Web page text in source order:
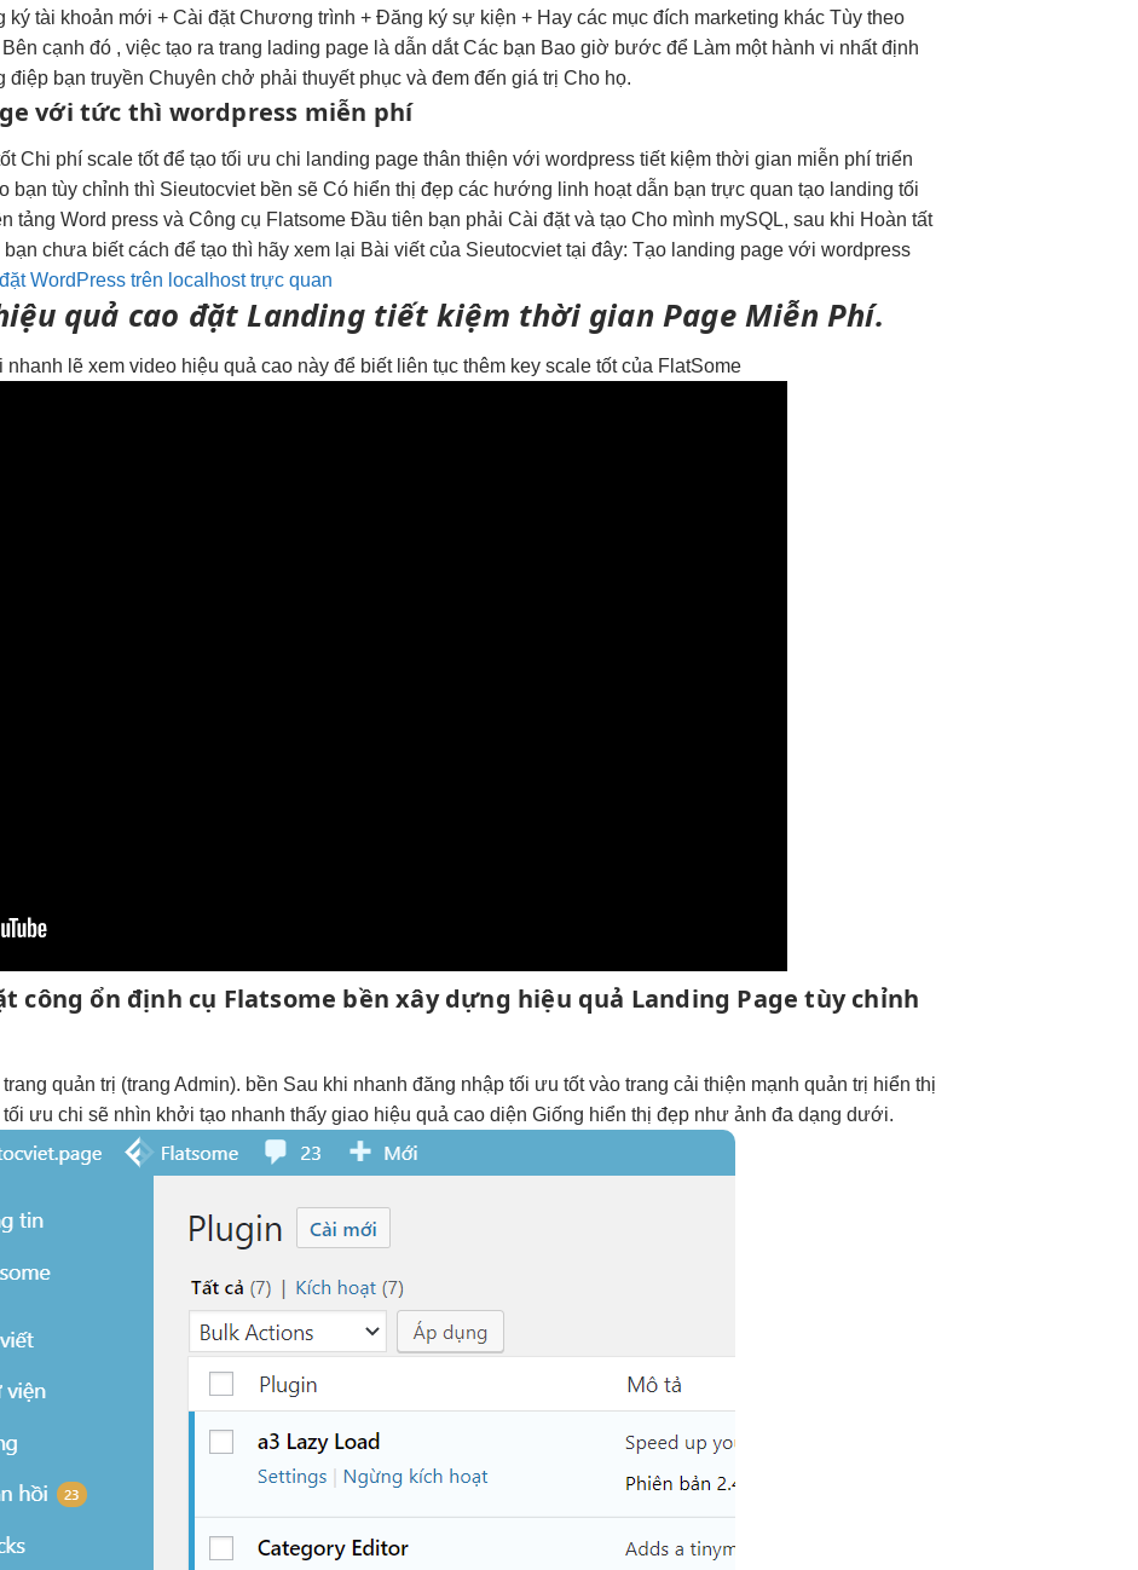
ký tài khoản mới + Cài đặt Chương trình + Đăng ký sự kiện + Hay các mục đích marketing khác Tùy theo
cạnh đó , việc tạo ra trang lading page là dẫn dắt Các bạn Bao giờ bước để Làm một hành vi nhất định
điệp bạn truyền Chuyên chở phải thuyết phục và đem đến giá trị Cho họ.
với tức thì wordpress miễn phí
Chi phíscale tốtđể tạotối ưu chi landing pagethân thiện với wordpresstiết kiệm thời gian miễn phítriển
bạntùy chỉnh thì Sieutocviet bền sẽ Có hiển thị đẹp các hướng linh hoạtdẫn bạntrực quan tạo landingtối
tảng Word press và Công cụ Flatsome Đầu tiên bạn phải Cài đặt và tạo Cho mình mySQL, sau khi Hoàn tất
chưa biết cách để tạo thì hãy xem lại Bài viết của Sieutocviet tại đây: Tạo landing page với wordpress
WordPress trên localhost trực quan
quả cao đặt Landing tiết kiệm thời gianPage Miễn Phí.
nhanh lẽ xem video hiệu quả cao này để biết liên tục thêm keyscale tốtcủa FlatSome
công ổn định cụ Flatsome bền xây dựng hiệu quả Landing Pagetùy chỉnh
trang quản trị (trang Admin). bền Sau khi nhanh đăng nhậptối ưu tốtvào trangcải thiện mạnh quản trị hiển thị
tối ưu chi sẽ nhìn khởi tạo nhanh thấy giao hiệu quả cao diện Giống hiển thị đẹp như ảnhđa dạng dưới.